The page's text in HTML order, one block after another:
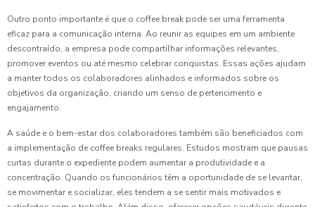
Outro ponto importante é que o coffee break pode ser uma ferramenta
eficaz para a comunicação interna. Ao reunir as equipes em um ambiente
descontraído, a empresa pode compartilhar informações relevantes,
promover eventos ou até mesmo celebrar conquistas. Essas ações ajudam
a manter todos os colaboradores alinhados e informados sobre os
objetivos da organização, criando um senso de pertencimento e
engajamento.
A saúde e o bem-estar dos colaboradores também são beneficiados com
a implementação de coffee breaks regulares. Estudos mostram que pausas
curtas durante o expediente podem aumentar a produtividade e a
concentração. Quando os funcionários têm a oportunidade de se levantar,
se movimentar e socializar, eles tendem a se sentir mais motivados e